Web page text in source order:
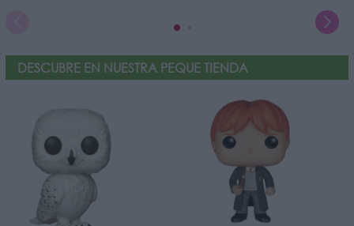
DESCUBRE EN NUESTRA PEQUE TIENDA